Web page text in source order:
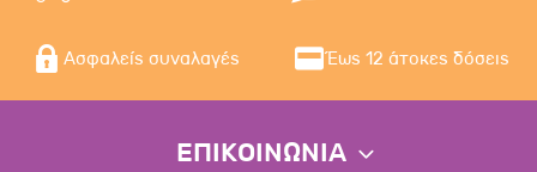
Ασφαλείς συναλαγές Έως 12 άτοκες δόσεις
ΕΠΙΚΟΙΝΩΝΙΑ